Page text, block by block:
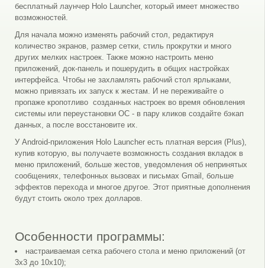
бесплатный лаунчер Holo Launcher, который имеет множество
возможностей.
Для начала можно изменять рабочий стол, редактируя
количество экранов, размер сетки, стиль прокрутки и много
других мелких настроек. Также можно настроить меню
приложений, док-панель и пошерудить в общих настройках
интерфейса. Чтобы не захламлять рабочий стол ярлыками,
можно привязать их запуск к жестам. И не переживайте о
пропаже кропотливо созданных настроек во время обновления
системы или переустановки ОС - в пару кликов создайте бэкап
данных, а после восстановите их.
У Android-приложения Holo Launcher есть платная версия (Plus),
купив которую, вы получаете возможность создания вкладок в
меню приложений, больше жестов, уведомления об непринятых
сообщениях, телефонных вызовах и письмах Gmail, больше
эффектов перехода и многое другое. Этот приятные дополнения
будут стоить около трех долларов.
Особенности программы:
настраиваемая сетка рабочего стола и меню приложений (от
3х3 до 10х10);